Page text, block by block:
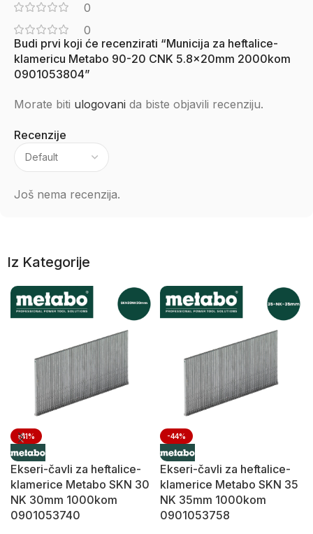
0
0
Recenzije
Još nema recenzija.
Budi prvi koji će recenzirati “Municija za heftalice-
klamericu Metabo 90-20 CNK 5.8x20mm 2000kom
0901053804”
Morate biti ulogovani da biste objavili recenziju.
Iz Kategorije
-41%
Ekseri-čavli za heftalice-
klamerice Metabo SKN 30
NK 30mm 1000kom
0901053740
-44%
Ekseri-čavli za heftalice-
klamerice Metabo SKN 35
NK 35mm 1000kom
0901053758